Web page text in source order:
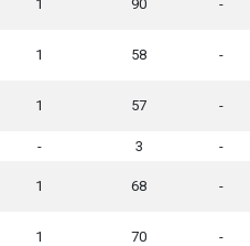
1 90 -
1 58 -
1 57 -
- 3 -
1 68 -
1 70 -